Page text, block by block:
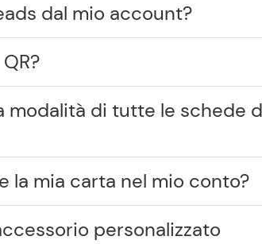
dal mio account?
modalità di tutte le schede
la mia carta nel mio conto?
personalizzato